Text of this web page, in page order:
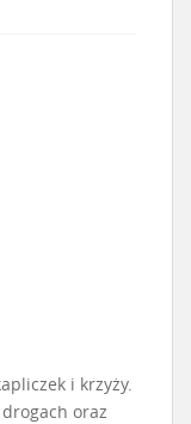
i krzyży.
oraz